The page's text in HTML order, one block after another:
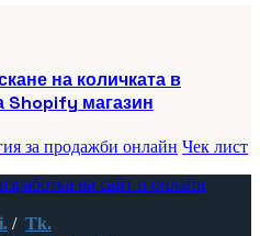
на количката в
Shopify магазин
за продажби онлайн Чек лист
/ Tk.